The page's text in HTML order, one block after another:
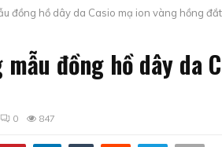
đồng hồ dây da Casio mạ ion vàng hồng
đồng hồ dây da
0 847